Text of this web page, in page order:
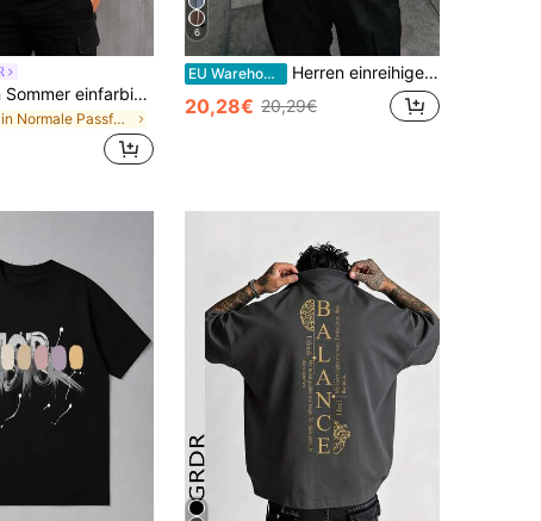
GRDR Herren Sommer einfarbiges Rundhals Lässig Loose Tank Top
in Normale Passform Herren Oberteile
6
EU Warehouse Herren einreihiges Lässig-/Pendler-Hemd mit Streifen und kurzen Ärmeln, Smart Casual
20,28€ 20,29€